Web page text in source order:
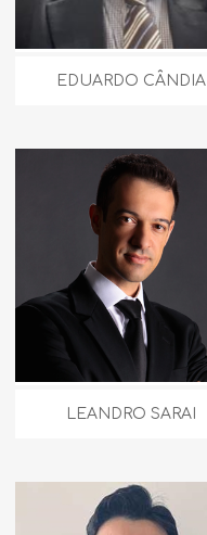
EDUARDO CÂNDIA
LEANDRO SARAI